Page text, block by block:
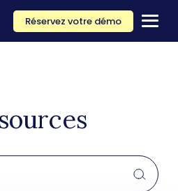
Réservez votre démo